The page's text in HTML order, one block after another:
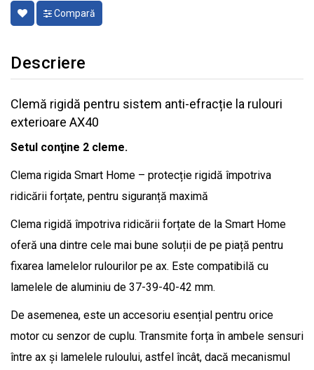
Compară
Descriere
Clemă rigidă pentru sistem anti-efracție la rulouri
exterioare AX40
Setul conţine 2 cleme.
Clema rigida Smart Home – protecție rigidă împotriva
ridicării forțate, pentru siguranță maximă
Clema rigidă împotriva ridicării forțate de la Smart Home
oferă una dintre cele mai bune soluții de pe piață pentru
fixarea lamelelor rulourilor pe ax. Este compatibilă cu
lamelele de aluminiu de 37-39-40-42 mm.
De asemenea, este un accesoriu esențial pentru orice
motor cu senzor de cuplu. Transmite forța în ambele sensuri
între ax și lamelele ruloului, astfel încât, dacă mecanismul